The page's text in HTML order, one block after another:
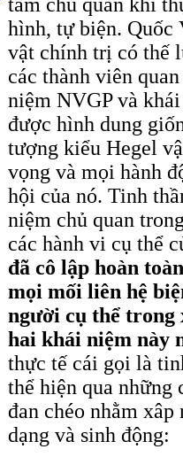
hình, tự biện. Quốc
vật chính trị có thế
các thành viên
niệm NVGP và
được hình dung
tượng kiểu Hegel
vọng và mọi hành
hội của nó. Tinh
niệm chủ quan
các hành vi cụ thể
đã cô lập hoàn
mọi mối liên hệ
người cụ thể trong
hai khái niệm này
thực tế cái gọi là
thể hiện qua những
đan chéo nhằm xâp
dạng và sinh động: